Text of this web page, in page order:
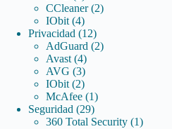
productos
CCleaner 22
IObit 44
productos
Privacidad 1212
productos
AdGuard 22
Avast 44
productos
AVG 33
productos
IObit 22
productos
McAfee 11
producto
Seguridad 2929
productos
360 Total Security 11